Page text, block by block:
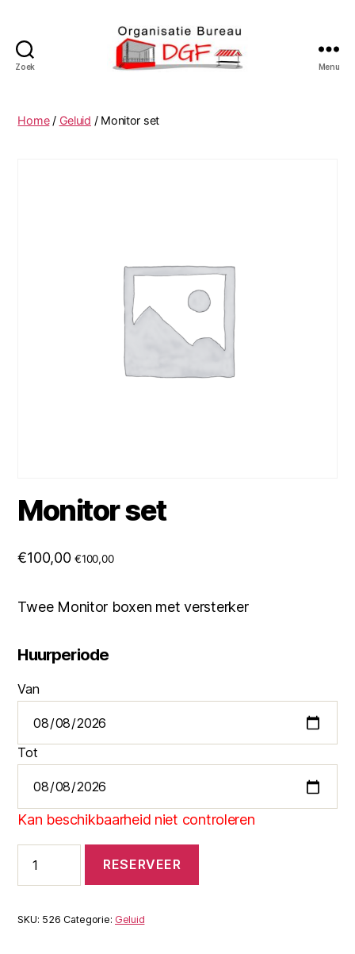
Zoek Menu
Home/ Geluid / Monitor set
Monitor set
€100,00 €100,00
Twee Monitor boxen met versterker
Huurperiode
Van
Tot
Kan beschikbaarheid niet controleren
set
aantal
RESERVEER
SKU: 526 Categorie: Geluid